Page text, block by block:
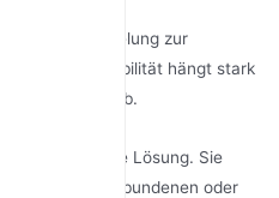
Verkabelung zur
doch die Stabilität hängt stark
Ihres Hauses ab.
empfohlene Lösung. Sie
über kabelgebundenen oder